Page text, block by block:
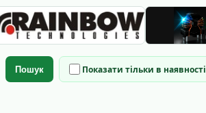
Пошук Показати тільки в наявності